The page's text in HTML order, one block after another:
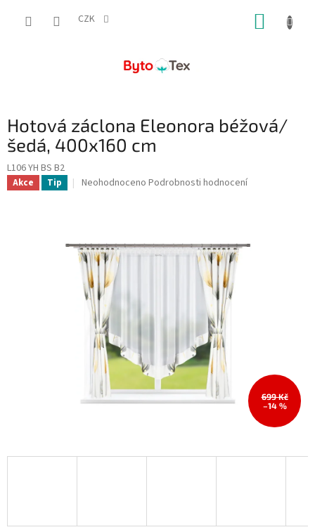
CZK
Hotová záclona Eleonora béžová/
šedá, 400x160 cm
L106 YH BS B2
Akce Tip
Průměrné
z
5
hvězdiček.
Neohodnoceno Podrobnosti hodnocení
699 Kč
–14 %